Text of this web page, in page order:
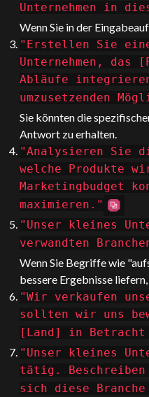
Unternehmen in
Wenn Sie in der
"Erstellen Sie
Unternehmen,
Abläufe
umzusetzenden
Sie könnten die
Antwort zu erhalten.
"Analysieren Sie
welche Produkte
Marketingbudget
maximieren."
"Unser kleines
verwandten
Wenn Sie Begriffe wie
bessere Ergebnisse
"Wir verkaufen
sollten wir uns
[Land] in Betracht
"Unser kleines
tätig. Beschreiben
sich diese